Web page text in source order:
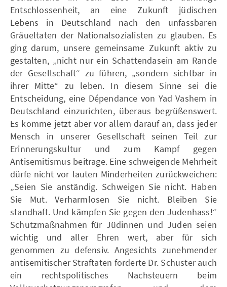
Entschlossenheit, an eine Zukunft jüdischen
Lebens in Deutschland nach den unfassbaren
Gräueltaten der Nationalsozialisten zu glauben. Es
ging darum, unsere gemeinsame Zukunft aktiv zu
gestalten, „nicht nur ein Schattendasein am Rande
der Gesellschaft“ zu führen, „sondern sichtbar in
ihrer Mitte“ zu leben. In diesem Sinne sei die
Entscheidung, eine Dépendance von Yad Vashem in
Deutschland einzurichten, überaus begrüßenswert.
Es komme jetzt aber vor allem darauf an, dass jeder
Mensch in unserer Gesellschaft seinen Teil zur
Erinnerungskultur und zum Kampf gegen
Antisemitismus beitrage. Eine schweigende Mehrheit
dürfe nicht vor lauten Minderheiten zurückweichen:
„Seien Sie anständig. Schweigen Sie nicht. Haben
Sie Mut. Verharmlosen Sie nicht. Bleiben Sie
standhaft. Und kämpfen Sie gegen den Judenhass!“
Schutzmaßnahmen für Jüdinnen und Juden seien
wichtig und aller Ehren wert, aber für sich
genommen zu defensiv. Angesichts zunehmender
antisemitischer Straftaten forderte Dr. Schuster auch
ein rechtspolitisches Nachsteuern beim